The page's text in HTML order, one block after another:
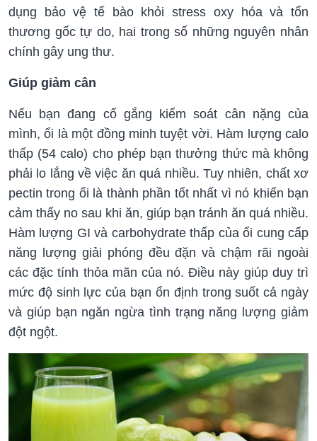
dụng bảo vệ tế bào khỏi stress oxy hóa và tổn
thương gốc tự do, hai trong số những nguyên nhân
chính gây ung thư.
Giúp giảm cân
Nếu bạn đang cố gắng kiểm soát cân nặng của
mình, ổi là một đồng minh tuyệt vời. Hàm lượng calo
thấp (54 calo) cho phép bạn thưởng thức mà không
phải lo lắng về việc ăn quá nhiều. Tuy nhiên, chất xơ
pectin trong ổi là thành phần tốt nhất vì nó khiến bạn
cảm thấy no sau khi ăn, giúp bạn tránh ăn quá nhiều.
Hàm lượng GI và carbohydrate thấp của ổi cung cấp
năng lượng giải phóng đều đặn và chậm rãi ngoài
các đặc tính thỏa mãn của nó. Điều này giúp duy trì
mức độ sinh lực của bạn ổn định trong suốt cả ngày
và giúp bạn ngăn ngừa tình trạng năng lượng giảm
đột ngột.